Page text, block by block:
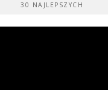
30 NAJLEPSZYCH